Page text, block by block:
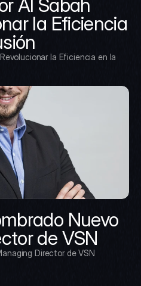
Al Sabah
la Eficiencia
la Eficiencia en la
Nuevo
de VSN
Director de VSN